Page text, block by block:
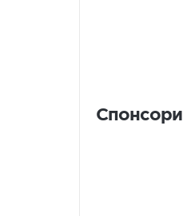
Спонсори